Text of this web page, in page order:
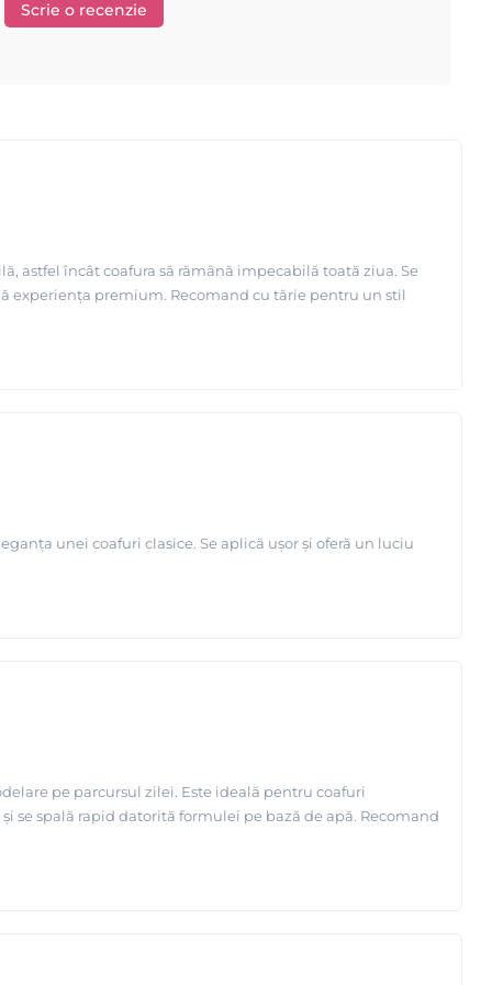
Scrie o recenzie
astfel încât coafura să rămână impecabilă toată ziua. Se
experiența premium. Recomand cu tărie pentru un stil
unei coafuri clasice. Se aplică ușor și oferă un luciu
pe parcursul zilei. Este ideală pentru coafuri
se spală rapid datorită formulei pe bază de apă. Recomand